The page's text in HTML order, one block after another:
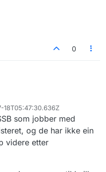
0
som jobber med
og de har ikke ein
videre etter